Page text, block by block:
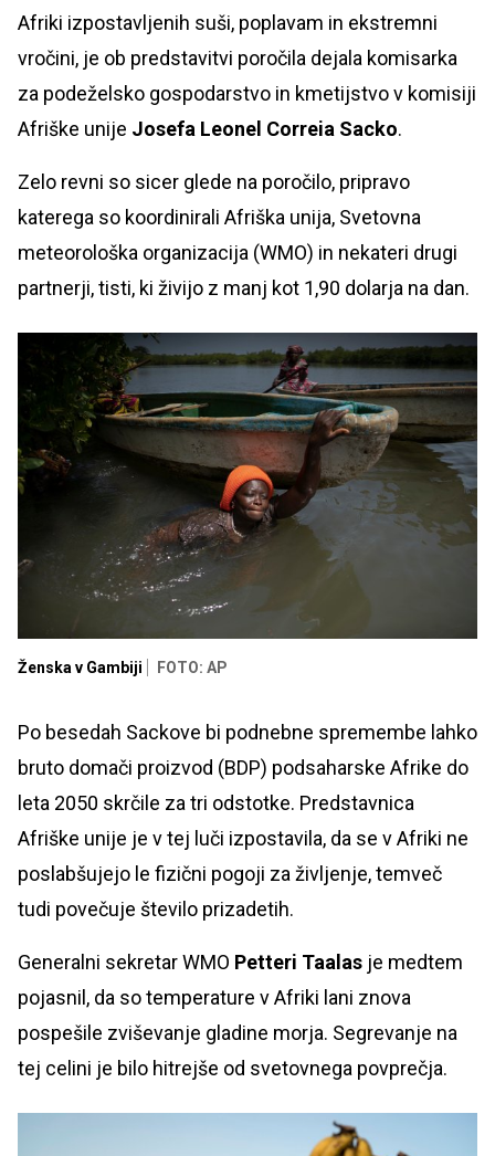
Afriki izpostavljenih suši, poplavam in ekstremni
vročini, je ob predstavitvi poročila dejala komisarka
za podeželsko gospodarstvo in kmetijstvo v komisiji
Afriške unije Josefa Leonel Correia Sacko.
Zelo revni so sicer glede na poročilo, pripravo
katerega so koordinirali Afriška unija, Svetovna
meteorološka organizacija (WMO) in nekateri drugi
partnerji, tisti, ki živijo z manj kot 1,90 dolarja na dan.
Ženska v Gambiji FOTO: AP
Po besedah Sackove bi podnebne spremembe lahko
bruto domači proizvod (BDP) podsaharske Afrike do
leta 2050 skrčile za tri odstotke. Predstavnica
Afriške unije je v tej luči izpostavila, da se v Afriki ne
poslabšujejo le fizični pogoji za življenje, temveč
tudi povečuje število prizadetih.
Generalni sekretar WMO Petteri Taalas je medtem
pojasnil, da so temperature v Afriki lani znova
pospešile zviševanje gladine morja. Segrevanje na
tej celini je bilo hitrejše od svetovnega povprečja.